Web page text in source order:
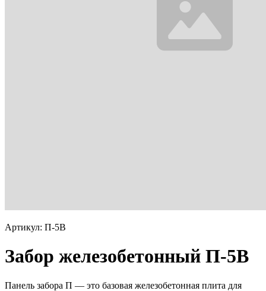
Артикул: П-5В
Забор железобетонный П-5В
Панель забора П — это базовая железобетонная плита для